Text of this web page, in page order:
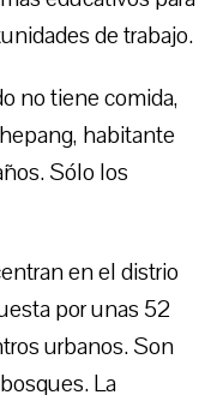
de trabajo.
no tiene comida,
habitante
Sólo los
en el distrio
por unas 52
urbanos. Son
La